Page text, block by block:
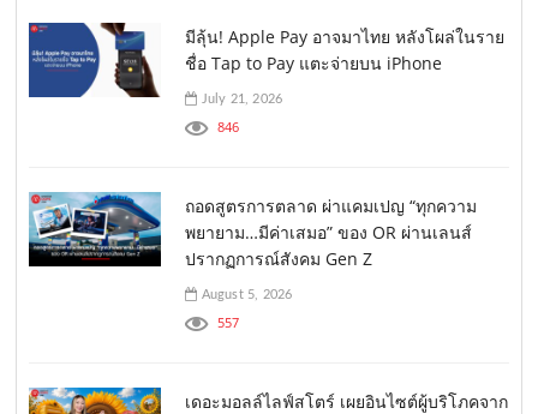
มีลุ้น! Apple Pay อาจมาไทย หลังโผล่ในราย
ชื่อ Tap to Pay แตะจ่ายบน iPhone
July 21, 2026
846
ถอดสูตรการตลาด ผ่าแคมเปญ “ทุกความ
พยายาม…มีค่าเสมอ” ของ OR ผ่านเลนส์
ปรากฏการณ์สังคม Gen Z
August 5, 2026
557
เดอะมอลล์ไลฟ์สโตร์ เผยอินไซต์ผู้บริโภคจาก